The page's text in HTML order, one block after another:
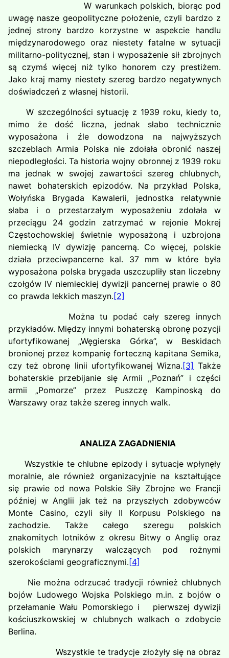
W warunkach polskich, biorąc pod
uwagę nasze geopolityczne położenie, czyli bardzo z
jednej strony bardzo korzystne w aspekcie handlu
międzynarodowego oraz niestety fatalne w sytuacji
militarno-politycznej, stan i wyposażenie sił zbrojnych
są czymś więcej niż tylko honorem czy prestiżem.
Jako kraj mamy niestety szereg bardzo negatywnych
doświadczeń z własnej historii.
W szczególności sytuację z 1939 roku, kiedy to,
mimo że dość liczna, jednak słabo technicznie
wyposażona i źle dowodzona na najwyższych
szczeblach Armia Polska nie zdołała obronić naszej
niepodległości. Ta historia wojny obronnej z 1939 roku
ma jednak w swojej zawartości szereg chlubnych,
nawet bohaterskich epizodów. Na przykład Polska,
Wołyńska Brygada Kawalerii, jednostka relatywnie
słaba i o przestarzałym wyposażeniu zdołała w
przeciągu 24 godzin zatrzymać w rejonie Mokrej
Częstochowskiej świetnie wyposażoną i uzbrojona
niemiecką IV dywizję pancerną. Co więcej, polskie
działa przeciwpancerne kal. 37 mm w które była
wyposażona polska brygada uszczupliły stan liczebny
czołgów IV niemieckiej dywizji pancernej prawie o 80
co prawda lekkich maszyn. [2]
Można tu podać cały szereg innych
przykładów. Między innymi bohaterską obronę pozycji
ufortyfikowanej „Węgierska Górka”, w Beskidach
bronionej przez kompanię forteczną kapitana Semika,
czy też obronę linii ufortyfikowanej Wizna. [3] Także
bohaterskie przebijanie się Armii ,,Poznań” i części
armii „Pomorze” przez Puszczę Kampinoską do
Warszawy oraz także szereg innych walk.
ANALIZA ZAGADNIENIA
Wszystkie te chlubne epizody i sytuacje wpłynęły
moralnie, ale również organizacyjnie na kształtujące
się prawie od nowa Polskie Siły Zbrojne we Francji
później w Anglii jak też na przyszłych zdobywców
Monte Casino, czyli siły II Korpusu Polskiego na
zachodzie. Także całego szeregu polskich
znakomitych lotników z okresu Bitwy o Anglię oraz
polskich marynarzy walczących pod rożnymi
szerokościami geograficznymi. [4]
Nie można odrzucać tradycji również chlubnych
bojów Ludowego Wojska Polskiego m.in. z bojów o
przełamanie Wału Pomorskiego i pierwszej dywizji
kościuszkowskiej w chlubnych walkach o zdobycie
Berlina.
Wszystkie te tradycje złożyły się na obraz